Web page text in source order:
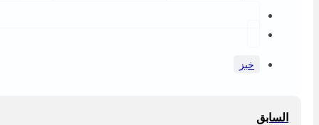
خبز
السابق